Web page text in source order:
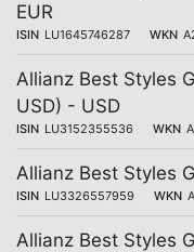
EUR
ISIN LU1645746287 WKN
Allianz Best Styles
USD) - USD
ISIN LU3152355536 WKN
Allianz Best Styles
ISIN LU3326557959 WKN
Allianz Best Styles